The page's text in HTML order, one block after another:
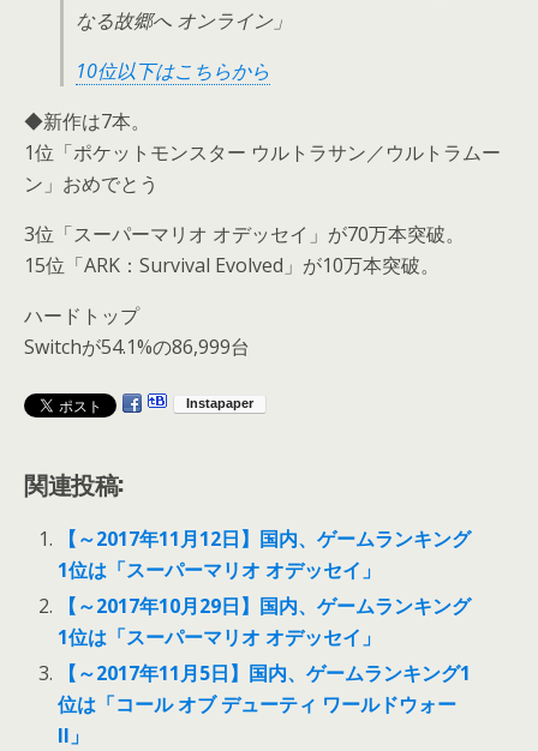
なる故郷へ オンライン」
10位以下はこちらから
◆新作は7本。
1位「ポケットモンスター ウルトラサン／ウルトラムー
ン」おめでとう
3位「スーパーマリオ オデッセイ」が70万本突破。
15位「ARK：Survival Evolved」が10万本突破。
ハードトップ
Switchが54.1%の86,999台
関連投稿:
【～2017年11月12日】国内、ゲームランキング
1位は「スーパーマリオ オデッセイ」
【～2017年10月29日】国内、ゲームランキング
1位は「スーパーマリオ オデッセイ」
【～2017年11月5日】国内、ゲームランキング1
位は「コール オブ デューティ ワールドウォー
II」